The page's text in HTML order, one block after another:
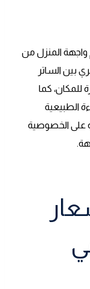
المنزل من
بين الساتر
للمكان، كما
الطبيعية
على الخصوصية